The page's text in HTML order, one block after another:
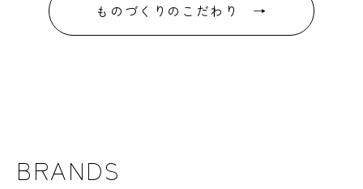
ものづくりのこだわり →
BRANDS